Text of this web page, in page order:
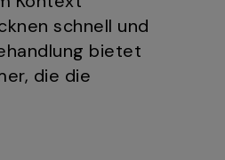
schnell und
bietet
die die